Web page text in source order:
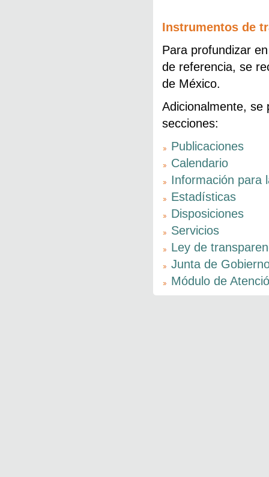
Instrumentos de
Para profundizar
de referencia, se
de México.
Adicionalmente, se
secciones:
Publicaciones
Calendario
Información para
Estadísticas
Disposiciones
Servicios
Ley de
Junta de
Módulo de